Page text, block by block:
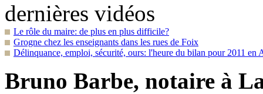
dernières vidéos
Le rôle du maire: de plus en plus difficile?
Grogne chez les enseignants dans les rues de Foix
Délinquance, emploi, sécurité, ours: l'heure du bilan pour 2011 en
Bruno Barbe, notaire à